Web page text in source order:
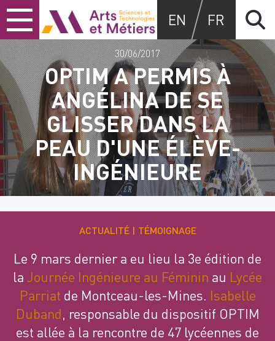
Skip
to
content
Skip
to
main
menu
Skip
to
search
Arts et métiers
EN FR
OPTIM A PERMIS À
ANGÉLINA DE SE
GLISSER DANS LA
PEAU D'UNE ÉLÈVE-
INGÉNIEURE
30/06/2017
ACTUALITÉ TÉMOIGNAGE
Le 9 mars dernier a eu lieu la 3e édition de
la Journée Ingénieure au Féminin au Lycée
Parriat de Montceau-les-Mines. Isabelle
Duband, responsable du dispositif OPTIM
est allée à la rencontre de 47 lycéennes de